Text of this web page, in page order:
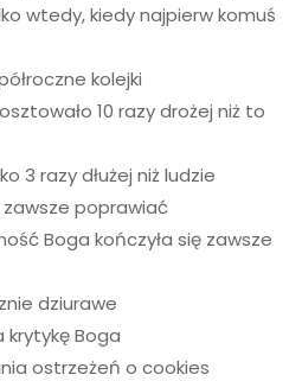
wtedy, kiedy najpierw komuś
kolejki
10 razy drożej niż to
3 razy dłużej niż ludzie
poprawiać
Boga kończyła się zawsze
dziurawe
krytykę Boga
ostrzeżeń o cookies